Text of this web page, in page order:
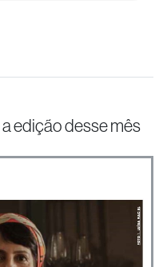
edição desse mês